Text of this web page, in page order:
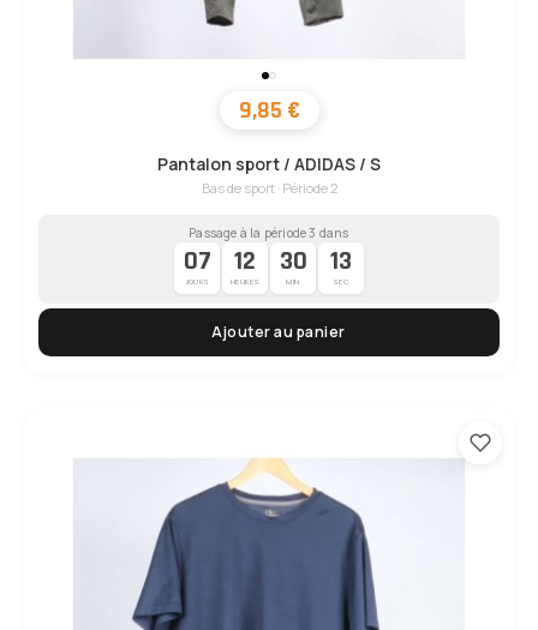
9,85 €
Pantalon sport / ADIDAS / S
Bas de sport · Période 2
Passage à la période 3 dans
07
JOURS
12
HEURES
30
MIN
12
SEC
Ajouter au panier